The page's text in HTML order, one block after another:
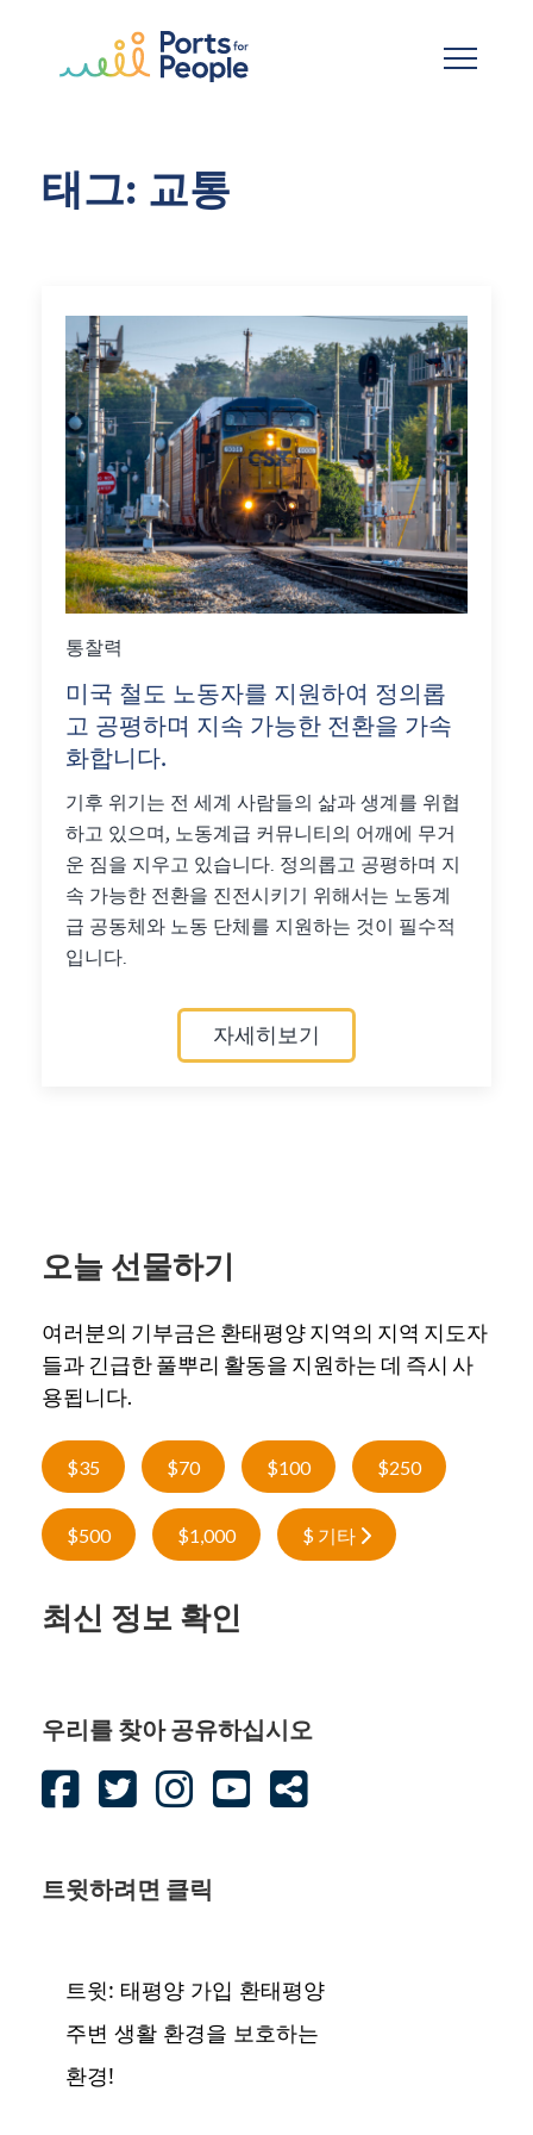
태그: 교통
통찰력
미국 철도 노동자를 지원하여 정의롭
고 공평하며 지속 가능한 전환을 가속
화합니다.
기후 위기는 전 세계 사람들의 삶과 생계를 위협
하고 있으며, 노동계급 커뮤니티의 어깨에 무거
운 짐을 지우고 있습니다. 정의롭고 공평하며 지
속 가능한 전환을 진전시키기 위해서는 노동계
급 공동체와 노동 단체를 지원하는 것이 필수적
입니다.
자세히보기
오늘 선물하기
여러분의 기부금은 환태평양 지역의 지역 지도자
들과 긴급한 풀뿌리 활동을 지원하는 데 즉시 사
용됩니다.
$35 $70 $100 $250
$500 $1,000 $ 기타
최신 정보 확인
우리를 찾아 공유하십시오
트윗하려면 클릭
트윗: 태평양 가입 환태평양
주변 생활 환경을 보호하는
환경!